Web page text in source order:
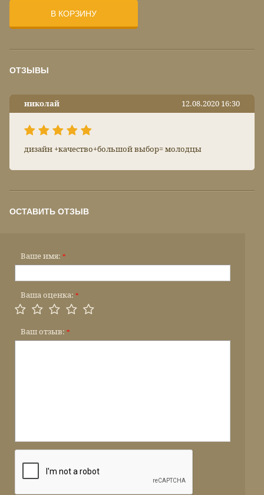
В КОРЗИНУ
ОТЗЫВЫ
николай 12.08.2020 16:30
дизайн +качество+большой выбор= молодцы
ОСТАВИТЬ ОТЗЫВ
Ваше имя: *
Ваша оценка: *
Ваш отзыв: *